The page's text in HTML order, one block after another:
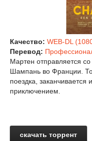
Качество: WEB-DL
Перевод:
Мартен отправляется
Шампань во Франции.
поездка,
приключением.
скачать торрент